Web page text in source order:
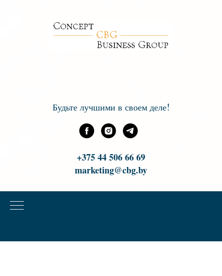
Будьте лучшими в своем деле!
+375 44 506 66 69
marketing@cbg.by